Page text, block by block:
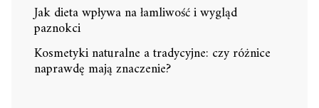
Jak dieta wpływa na łamliwość i wygląd
paznokci
Kosmetyki naturalne a tradycyjne: czy różnice
naprawdę mają znaczenie?